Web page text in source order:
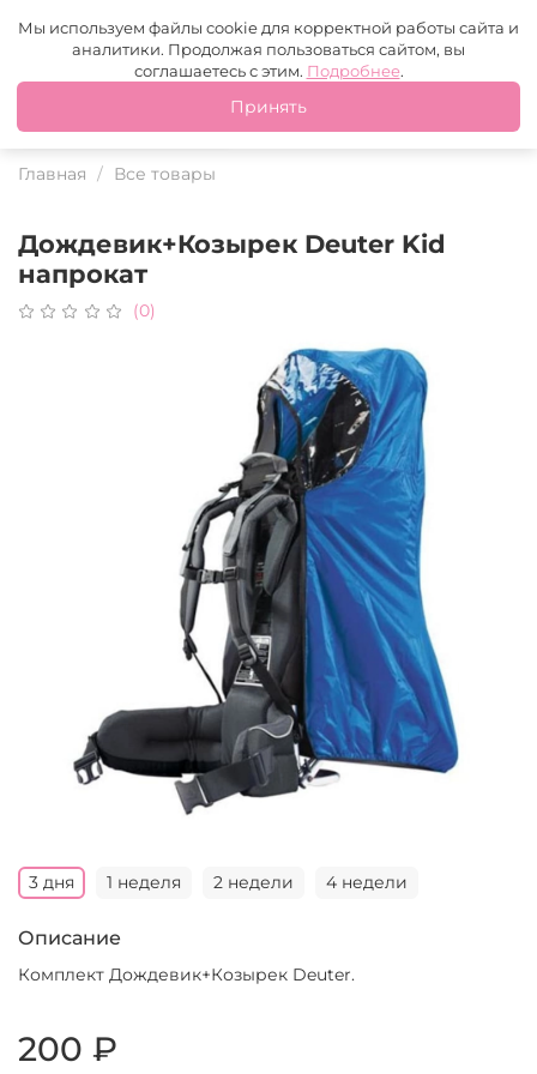
Москва +7 (499) 110-97-95 MAX Tg
Это ваш город?
Главная Все товары
Дождевик+Козырек Deuter Kid
напрокат
(0)
3 дня 1 неделя 2 недели 4 недели
Описание
Комплект Дождевик+Козырек Deuter.
200 ₽
Мы используем файлы cookie для корректной работы сайта и
аналитики. Продолжая пользоваться сайтом, вы
соглашаетесь с этим. Подробнее.
Принять